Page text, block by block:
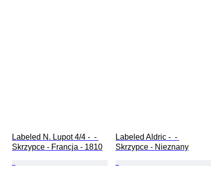
Labeled N. Lupot 4/4 -  -
Skrzypce - Francja - 1810
Labeled Aldric -  -
Skrzypce - Nieznany